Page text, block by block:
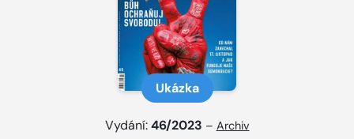
Ukázka
Vydání:46/2023 – Archiv